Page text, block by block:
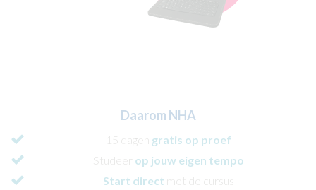
Daarom NHA
15 dagen
gratis op proef
Studeer op jouw eigen tempo
Start direct met de cursus